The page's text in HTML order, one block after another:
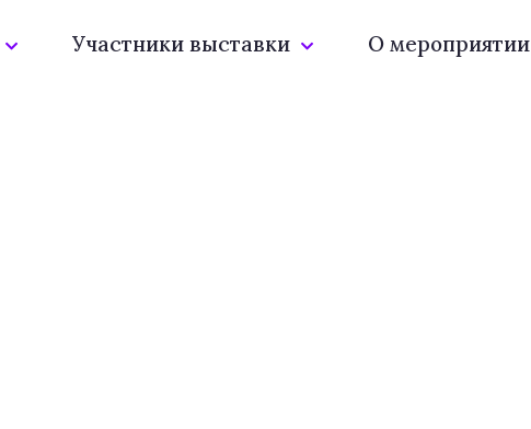
Участники выставки О мероприятии